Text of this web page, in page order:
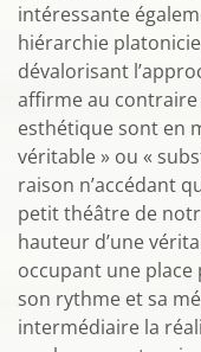
intéressante
hiérarchie
dévalorisant
affirme au contraire
esthétique sont en
véritable » ou «
raison n’accédant
petit théâtre de
hauteur d’une
occupant une
son rythme et sa
intermédiaire la